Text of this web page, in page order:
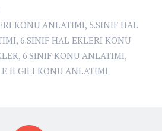
KONU ANLATIMI, 5.SINIF HAL
, 6.SINIF HAL EKLERI KONU
, 6.SINIF KONU ANLATIMI,
ILGILI KONU ANLATIMI